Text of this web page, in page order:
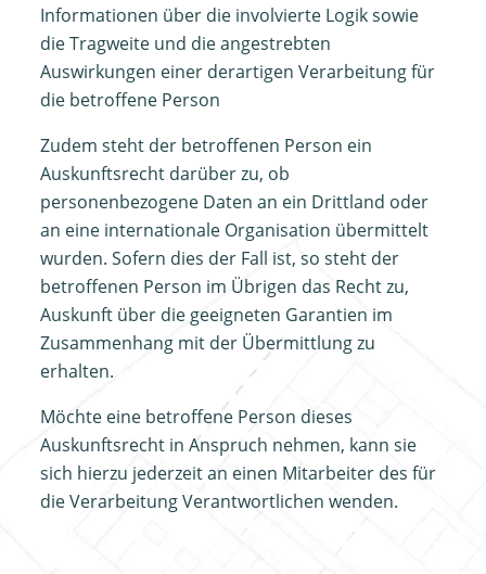
Informationen über die involvierte Logik sowie
die Tragweite und die angestrebten
Auswirkungen einer derartigen Verarbeitung für
die betroffene Person
Zudem steht der betroffenen Person ein
Auskunftsrecht darüber zu, ob
personenbezogene Daten an ein Drittland oder
an eine internationale Organisation übermittelt
wurden. Sofern dies der Fall ist, so steht der
betroffenen Person im Übrigen das Recht zu,
Auskunft über die geeigneten Garantien im
Zusammenhang mit der Übermittlung zu
erhalten.
Möchte eine betroffene Person dieses
Auskunftsrecht in Anspruch nehmen, kann sie
sich hierzu jederzeit an einen Mitarbeiter des für
die Verarbeitung Verantwortlichen wenden.